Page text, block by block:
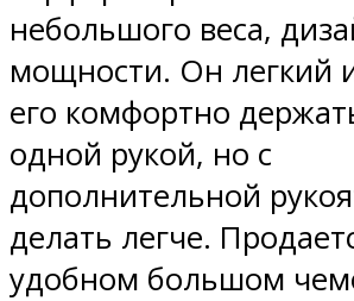
небольшого веса,
мощности. Он легкий
его комфортно
одной рукой, но с
дополнительной
делать легче.
удобном большом